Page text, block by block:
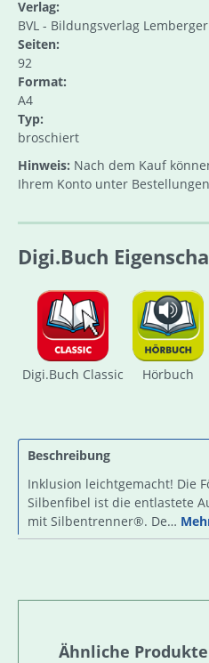
Verlag:
BVL - Bildungsverlag Lemberger
Seiten:
92
Format:
A4
Typ:
broschiert
Hinweis: Nach dem Kauf
Ihrem Konto unter
Digi.Buch
Digi.Buch Classic Hörbuch
Beschreibung
Inklusion leichtgemacht! Die
Silbenfibel ist die entlastete
mit Silbentrenner®. De…
Produktgalerie
Ähnliche Produkte